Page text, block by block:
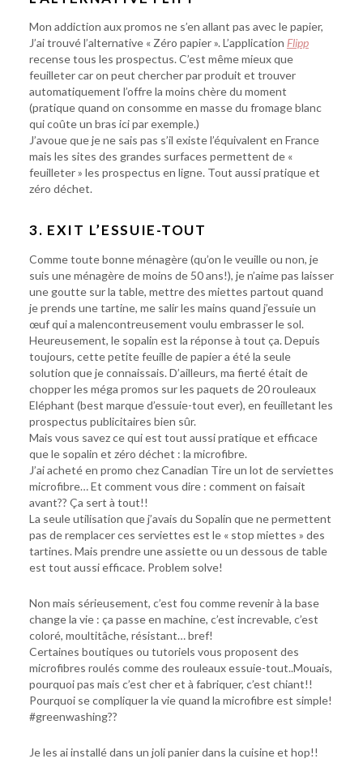
Mon addiction aux promos ne s’en allant pas avec le papier,
J’ai trouvé l’alternative « Zéro papier ». L’application Flipp
recense tous les prospectus. C’est même mieux que
feuilleter car on peut chercher par produit et trouver
automatiquement l’offre la moins chère du moment
(pratique quand on consomme en masse du fromage blanc
qui coûte un bras ici par exemple.)
J’avoue que je ne sais pas s’il existe l’équivalent en France
mais les sites des grandes surfaces permettent de «
feuilleter » les prospectus en ligne. Tout aussi pratique et
zéro déchet.
3. EXIT L’ESSUIE-TOUT
Comme toute bonne ménagère (qu’on le veuille ou non, je
suis une ménagère de moins de 50 ans!), je n’aime pas laisser
une goutte sur la table, mettre des miettes partout quand
je prends une tartine, me salir les mains quand j’essuie un
œuf qui a malencontreusement voulu embrasser le sol.
Heureusement, le sopalin est la réponse à tout ça. Depuis
toujours, cette petite feuille de papier a été la seule
solution que je connaissais. D’ailleurs, ma fierté était de
chopper les méga promos sur les paquets de 20 rouleaux
Eléphant (best marque d’essuie-tout ever), en feuilletant les
prospectus publicitaires bien sûr.
Mais vous savez ce qui est tout aussi pratique et efficace
que le sopalin et zéro déchet : la microfibre.
J’ai acheté en promo chez Canadian Tire un lot de serviettes
microfibre… Et comment vous dire : comment on faisait
avant?? Ça sert à tout!!
La seule utilisation que j’avais du Sopalin que ne permettent
pas de remplacer ces serviettes est le « stop miettes » des
tartines. Mais prendre une assiette ou un dessous de table
est tout aussi efficace. Problem solve!
Non mais sérieusement, c’est fou comme revenir à la base
change la vie : ça passe en machine, c’est increvable, c’est
coloré, moultitâche, résistant… bref!
Certaines boutiques ou tutoriels vous proposent des
microfibres roulés comme des rouleaux essuie-tout..Mouais,
pourquoi pas mais c’est cher et à fabriquer, c’est chiant!!
Pourquoi se compliquer la vie quand la microfibre est simple!
#greenwashing??
Je les ai installé dans un joli panier dans la cuisine et hop!!